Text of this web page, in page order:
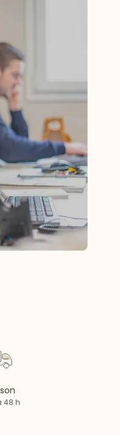
48 h